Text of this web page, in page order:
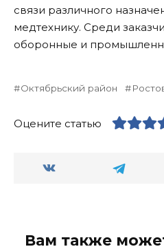
связи различного
медтехнику. Среди
оборонные и
Октябрьский район
Оцените статью
Вам также